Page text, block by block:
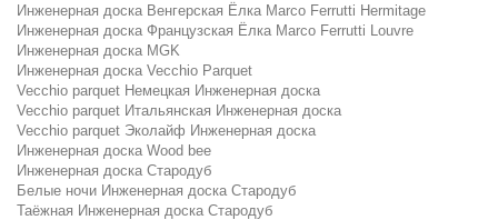
Инженерная доска Венгерская Ёлка Marco Ferrutti Hermitage
Инженерная доска Французская Ёлка Marco Ferrutti Louvre
Инженерная доска MGK
Инженерная доска Vecchio Parquet
Vecchio parquet Немецкая Инженерная доска
Vecchio parquet Итальянская Инженерная доска
Vecchio parquet Эколайф Инженерная доска
Инженерная доска Wood bee
Инженерная доска Стародуб
Белые ночи Инженерная доска Стародуб
Таёжная Инженерная доска Стародуб